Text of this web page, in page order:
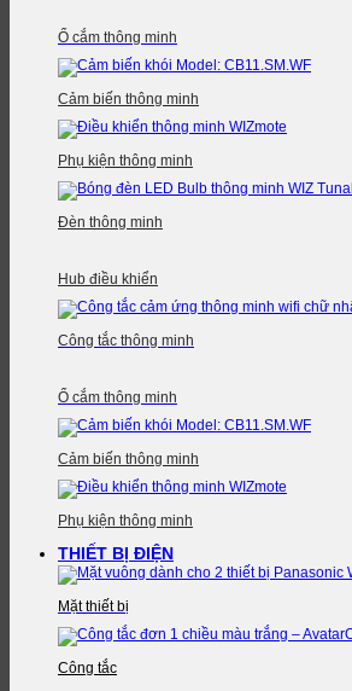
Ổ cắm thông minh
Cảm biến thông minh
Phụ kiện thông minh
Đèn thông minh
Hub điều khiển
Công tắc thông minh
Ổ cắm thông minh
Cảm biến thông minh
Phụ kiện thông minh
THIẾT BỊ ĐIỆN
Mặt thiết bị
Công tắc